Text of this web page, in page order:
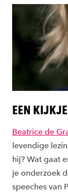
EEN
Beatrice de
levendige
hij? Wat gaat
je onderzoek
speeches van